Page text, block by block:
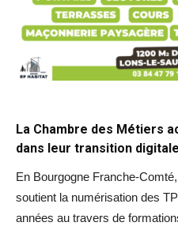
La Chambre des Métiers
dans leur transition digitale
En Bourgogne Franche-
soutient la numérisation des
années au travers de